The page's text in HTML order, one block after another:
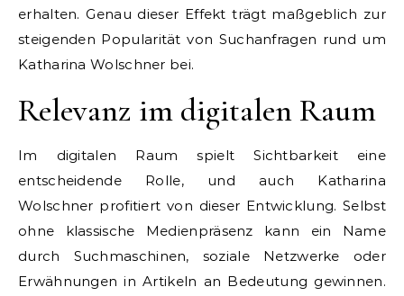
erhalten. Genau dieser Effekt trägt maßgeblich zur
steigenden Popularität von Suchanfragen rund um
Katharina Wolschner bei.
Relevanz im digitalen Raum
Im digitalen Raum spielt Sichtbarkeit eine
entscheidende Rolle, und auch Katharina
Wolschner profitiert von dieser Entwicklung. Selbst
ohne klassische Medienpräsenz kann ein Name
durch Suchmaschinen, soziale Netzwerke oder
Erwähnungen in Artikeln an Bedeutung gewinnen.